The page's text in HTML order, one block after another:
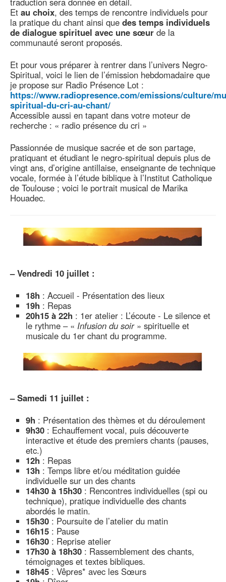
Et au choix, des temps de rencontre individuels pour
la pratique du chant ainsi que des temps individuels
de dialogue spirituel avec une sœur de la
communauté seront proposés.
Et pour vous préparer à rentrer dans l’univers Negro-
Spiritual, voici le lien de l’émission hebdomadaire que
je propose sur Radio Présence Lot :
https://www.radiopresence.com/emissions/culture/
spiritual-du-cri-au-chant/
Accessible aussi en tapant dans votre moteur de
recherche : « radio présence du cri »
Passionnée de musique sacrée et de son partage,
pratiquant et étudiant le negro-spiritual depuis plus de
vingt ans, d’origine antillaise, enseignante de technique
vocale, formée à l’étude biblique à l’Institut Catholique
de Toulouse ; voici le portrait musical de Marika
Houadec.
– Vendredi 10 juillet :
18h : Accueil - Présentation des lieux
19h : Repas
20h15 à 22h : 1er atelier : L’écoute - Le silence et
le rythme – « Infusion du soir» spirituelle et
musicale du 1er chant du programme.
– Samedi 11 juillet :
9h : Présentation des thèmes et du déroulement
9h30 : Echauffement vocal, puis découverte
interactive et étude des premiers chants (pauses,
etc.)
12h : Repas
13h : Temps libre et/ou méditation guidée
individuelle sur un des chants
14h30 à 15h30 : Rencontres individuelles (spi ou
technique), pratique individuelle des chants
abordés le matin.
15h30 : Poursuite de l’atelier du matin
16h15 : Pause
16h30 : Reprise atelier
17h30 à 18h30 : Rassemblement des chants,
témoignages et textes bibliques.
18h45 : Vêpres* avec les Sœurs